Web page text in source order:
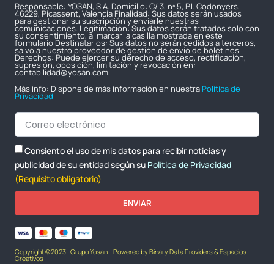
Responsable: YOSAN, S.A. Domicilio: C/ 3, nº 5, P.I. Codonyers,
46229, Picassent, Valencia Finalidad: Sus datos serán usados
para gestionar su suscripción y enviarle nuestras
comunicaciones. Legitimación: Sus datos serán tratados solo con
su consentimiento, al marcar la casilla mostrada en este
formulario Destinatarios: Sus datos no serán cedidos a terceros,
salvo a nuestro proveedor de gestión de envío de boletines
Derechos: Puede ejercer su derecho de acceso, rectificación,
supresión, oposición, limitación y revocación en:
contabilidad@yosan.com
Más info: Dispone de más información en nuestra Política de
Privacidad
Consiento el uso de mis datos para recibir noticias y
publicidad de su entidad según su Política de Privacidad
(Requisito obligatorio)
ENVIAR
Copyright ©2023 -Grupo Yosan - Powered by Binary Data Providers & Espacios
Creativos